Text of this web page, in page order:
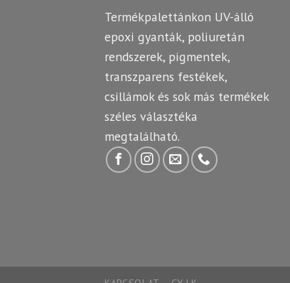
Termékpalettánkon UV-álló
epoxi gyanták, poliuretán
rendszerek, pigmentek,
transzparens festékek,
csillámok és sok más termékek
széles választéka
megtalálható.